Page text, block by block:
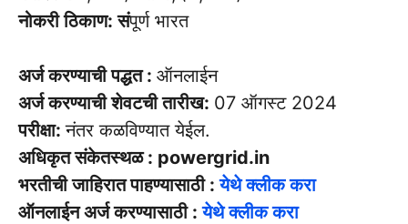
नोकरी ठिकाण: संपूर्ण भारत
अर्ज करण्याची पद्धत : ऑनलाईन
अर्ज करण्याची शेवटची तारीख: 07 ऑगस्ट 2024
परीक्षा:नंतर कळविण्यात येईल.
अधिकृत संकेतस्थळ : powergrid.in
भरतीची जाहिरात पाहण्यासाठी :येथे क्लीक करा
ऑनलाईन अर्ज करण्यासाठी :येथे क्लीक करा